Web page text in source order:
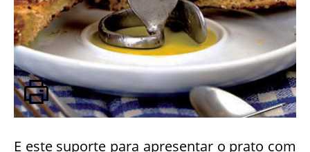
E este suporte para apresentar o prato com